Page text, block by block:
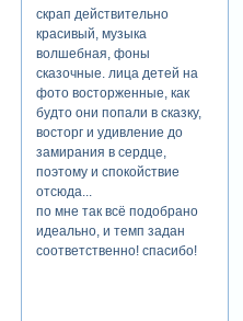
придать бы чуть
прозрачности, а то на мой
взгляд, они чуть
выбиваются из общего
стиля. а у дракоши на 2.00
уж очень сильно темная
тень.
еще раз,большое спасибо
за показ работы!
скрап действительно
красивый, музыка
волшебная, фоны
сказочные. лица детей на
фото восторженные, как
будто они попали в сказку,
восторг и удивление до
замирания в сердце,
поэтому и спокойствие
отсюда...
по мне так всё подобрано
идеально, и темп задан
соответственно! спасибо!